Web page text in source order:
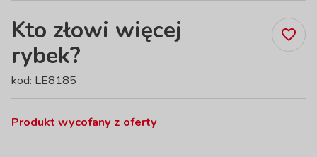
Kto złowi więcej
rybek?
kod: LE8185
Produkt wycofany z oferty